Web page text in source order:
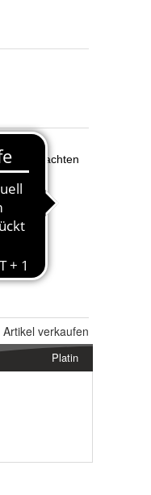
Artikel verkaufen
Platin